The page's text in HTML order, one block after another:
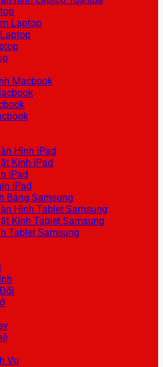
Laptop
Macbook
Hình iPad
Kính iPad
iPad
iPad
Bảng Samsung
Hình Tablet Samsung
Kính Tablet Samsung
Tablet Samsung
Vụ